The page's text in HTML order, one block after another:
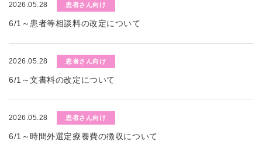
2026.05.28 患者さん向け
6/1～患者等相談料の改定について
2026.05.28 患者さん向け
6/1～文書料の改定について
2026.05.28 患者さん向け
6/1～時間外選定療養費の徴収について